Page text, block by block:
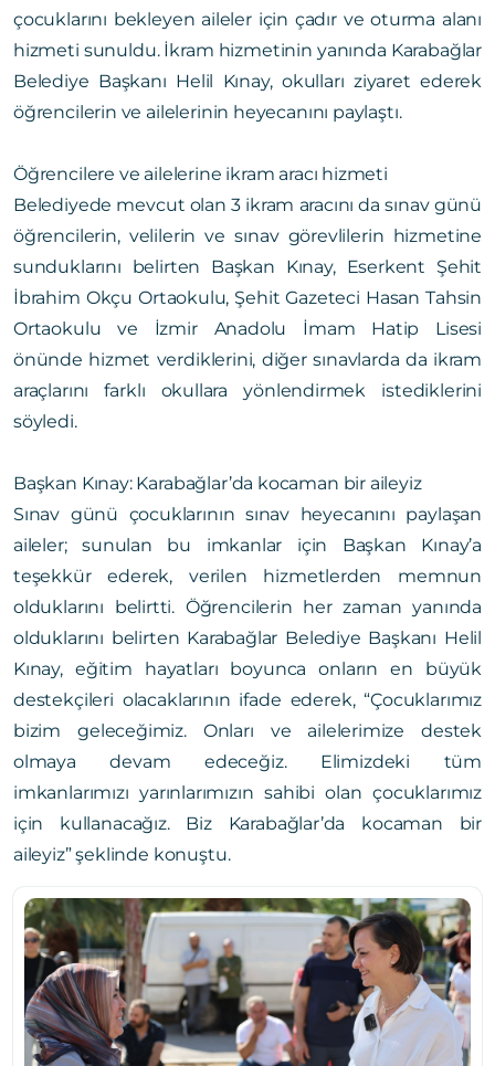
çocuklarını bekleyen aileler için çadır ve oturma alanı
hizmeti sunuldu. İkram hizmetinin yanında Karabağlar
Belediye Başkanı Helil Kınay, okulları ziyaret ederek
öğrencilerin ve ailelerinin heyecanını paylaştı.
Öğrencilere ve ailelerine ikram aracı hizmeti
Belediyede mevcut olan 3 ikram aracını da sınav günü
öğrencilerin, velilerin ve sınav görevlilerin hizmetine
sunduklarını belirten Başkan Kınay, Eserkent Şehit
İbrahim Okçu Ortaokulu, Şehit Gazeteci Hasan Tahsin
Ortaokulu ve İzmir Anadolu İmam Hatip Lisesi
önünde hizmet verdiklerini, diğer sınavlarda da ikram
araçlarını farklı okullara yönlendirmek istediklerini
söyledi.
Başkan Kınay: Karabağlar’da kocaman bir aileyiz
Sınav günü çocuklarının sınav heyecanını paylaşan
aileler; sunulan bu imkanlar için Başkan Kınay’a
teşekkür ederek, verilen hizmetlerden memnun
olduklarını belirtti. Öğrencilerin her zaman yanında
olduklarını belirten Karabağlar Belediye Başkanı Helil
Kınay, eğitim hayatları boyunca onların en büyük
destekçileri olacaklarının ifade ederek, “Çocuklarımız
bizim geleceğimiz. Onları ve ailelerimize destek
olmaya devam edeceğiz. Elimizdeki tüm
imkanlarımızı yarınlarımızın sahibi olan çocuklarımız
için kullanacağız. Biz Karabağlar’da kocaman bir
aileyiz” şeklinde konuştu.